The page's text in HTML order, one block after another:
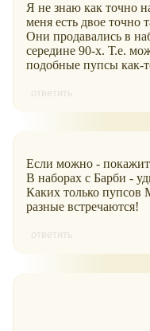
Я не знаю как точно
меня есть двое точно
Они продавались в
середине 90-х. Т.е.
подобные пупсы как-
ответить
Если можно -
В наборах с Барби -
Каких только пупсов
разные встречаются!
ответить